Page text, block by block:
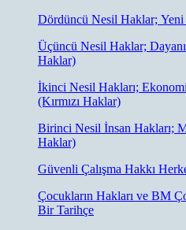
Dördüncü Nesil Haklar;
Üçüncü Nesil Haklar;
Haklar)
İkinci Nesil Hakları;
(Kırmızı Haklar)
Birinci Nesil İnsan Hakları;
Haklar)
Güvenli Çalışma Hakkı
Çocukların Hakları ve BM
Bir Tarihçe